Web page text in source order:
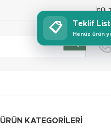
ÜRÜN KATEGORILERI
📋 Teklif
Henüz ürün